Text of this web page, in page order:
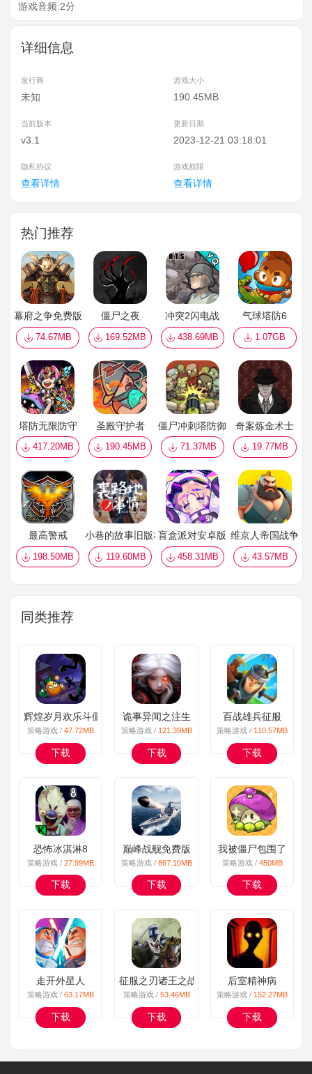
游戏音频:2分
详细信息
发行商 游戏大小
未知 190.45MB
当前版本 更新日期
v3.1 2023-12-21 03:18:01
隐私协议 游戏权限
查看详情 查看详情
热门推荐
幕府之争免费版
74.67MB
僵尸之夜
169.52MB
冲突2闪电战
438.69MB
气球塔防6
1.07GB
塔防无限防守
417.20MB
圣殿守护者
190.45MB
僵尸冲刺塔防御
71.37MB
奇案炼金术士
19.77MB
最高警戒
198.50MB
小巷的故事旧版本
119.60MB
盲盒派对安卓版
458.31MB
维京人帝国战争
43.57MB
同类推荐
辉煌岁月欢乐斗僵尸
策略游戏 / 47.72MB
下载
诡事异闻之注生
策略游戏 / 121.39MB
下载
百战雄兵征服
策略游戏 / 110.57MB
下载
恐怖冰淇淋8
策略游戏 / 27.99MB
下载
巅峰战舰免费版
策略游戏 / 867.10MB
下载
我被僵尸包围了
策略游戏 / 450MB
下载
走开外星人
策略游戏 / 63.17MB
下载
征服之刃诸王之战
策略游戏 / 53.46MB
下载
后室精神病
策略游戏 /152.27MB
下载